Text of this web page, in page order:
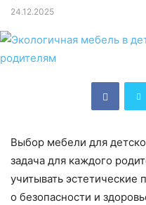
24.12.2025
Выбор мебели для
задача для каждого
учитывать эстетические
о безопасности и